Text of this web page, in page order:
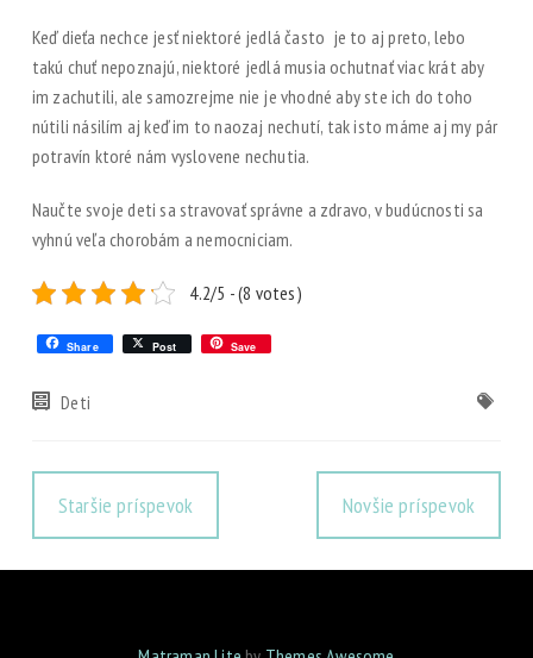
Keď dieťa nechce jesť niektoré jedlá často je to aj preto, lebo
takú chuť nepoznajú, niektoré jedlá musia ochutnať viac krát aby
im zachutili, ale samozrejme nie je vhodné aby ste ich do toho
nútili násilím aj keď im to naozaj nechutí, tak isto máme aj my pár
potravín ktoré nám vyslovene nechutia.
Naučte svoje deti sa stravovať správne a zdravo, v budúcnosti sa
vyhnú veľa chorobám a nemocniciam.
4.2/5 - (8 votes)
Share Post Save
Deti
Staršie príspevok Novšie príspevok